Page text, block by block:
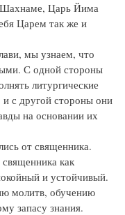
Царь Йима
Царем так же и
мы узнаем, что
С одной стороны
литургические
с другой стороны они
на основании их
от священника.
как
и устойчивый.
молитв, обучению
запасу знания.